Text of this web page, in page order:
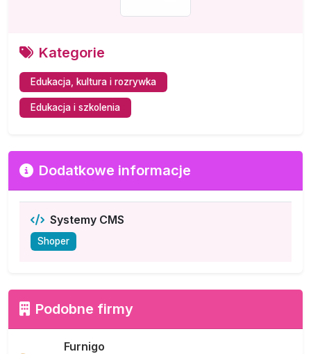
Kategorie
Edukacja, kultura i rozrywka
Edukacja i szkolenia
Dodatkowe informacje
Systemy CMS
Shoper
Podobne firmy
Furnigo